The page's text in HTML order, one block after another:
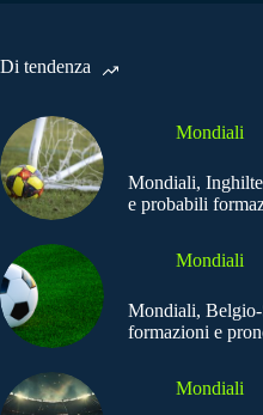
Di tendenza
Mondiali
Mondiali,
e probabili
Mondiali
Mondiali,
formazioni e
Mondiali